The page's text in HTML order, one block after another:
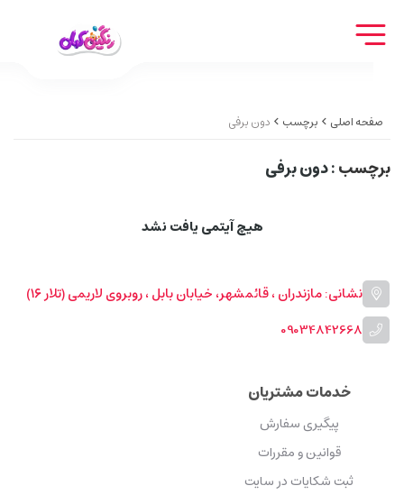
صفحه اصلی برچسب دون برفی
برچسب: دون برفی
هیچ آیتمی یافت نشد
نشانی: مازندران ، قائمشهر، خیابان بابل ، روبروی لاریمی (تلار ۱۶)
09034842668
خدمات مشتریان
پیگیری سفارش
قوانین و مقررات
ثبت شکایات در سایت